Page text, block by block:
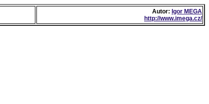
Autor: Igor MEGA
http://www.imega.cz/